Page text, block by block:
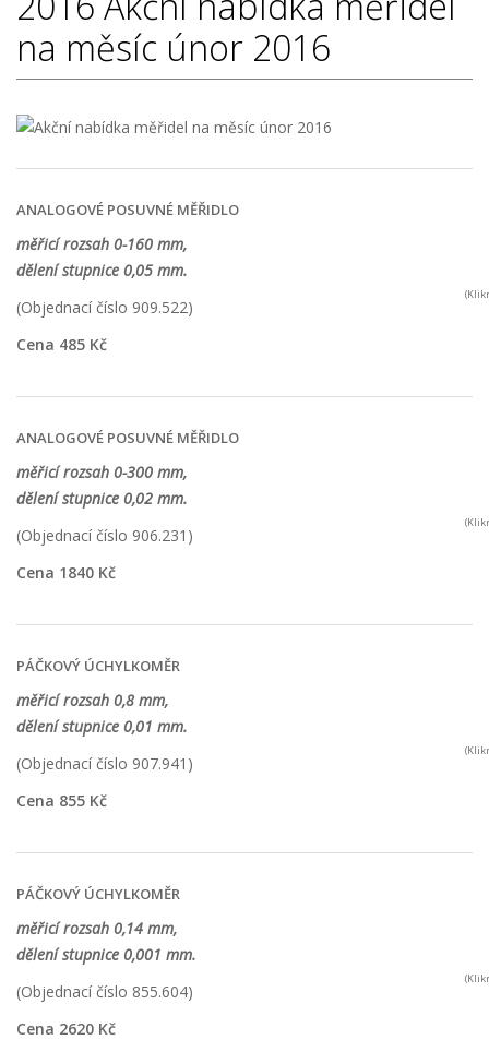
na měsíc únor 2016
ANALOGOVÉ POSUVNÉ MĚŘIDLO
měřicí rozsah 0-160 mm,
dělení stupnice 0,05 mm.
(Objednací číslo 909.522)
Cena 485 Kč
ANALOGOVÉ POSUVNÉ MĚŘIDLO
měřicí rozsah 0-300 mm,
dělení stupnice 0,02 mm.
(Objednací číslo 906.231)
Cena 1840 Kč
PÁČKOVÝ ÚCHYLKOMĚR
měřicí rozsah 0,8 mm,
dělení stupnice 0,01 mm.
(Objednací číslo 907.941)
Cena 855 Kč
PÁČKOVÝ ÚCHYLKOMĚR
měřicí rozsah 0,14 mm,
dělení stupnice 0,001 mm.
(Objednací číslo 855.604)
Cena 2620 Kč